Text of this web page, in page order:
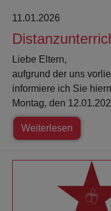
11.01.2026
Liebe Eltern,
aufgrund der uns
informiere ich Sie
Montag, den
Weiterlesen